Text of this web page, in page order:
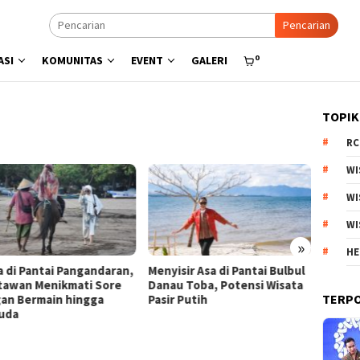
Pencarian
KOMUNITAS EVENT GALERI 0
»
di Pantai Pangandaran,
Menikmati Sore
Bermain hingga
Menyisir Asa di Pantai Bulbul
Danau Toba, Potensi Wisata
Pasir Putih